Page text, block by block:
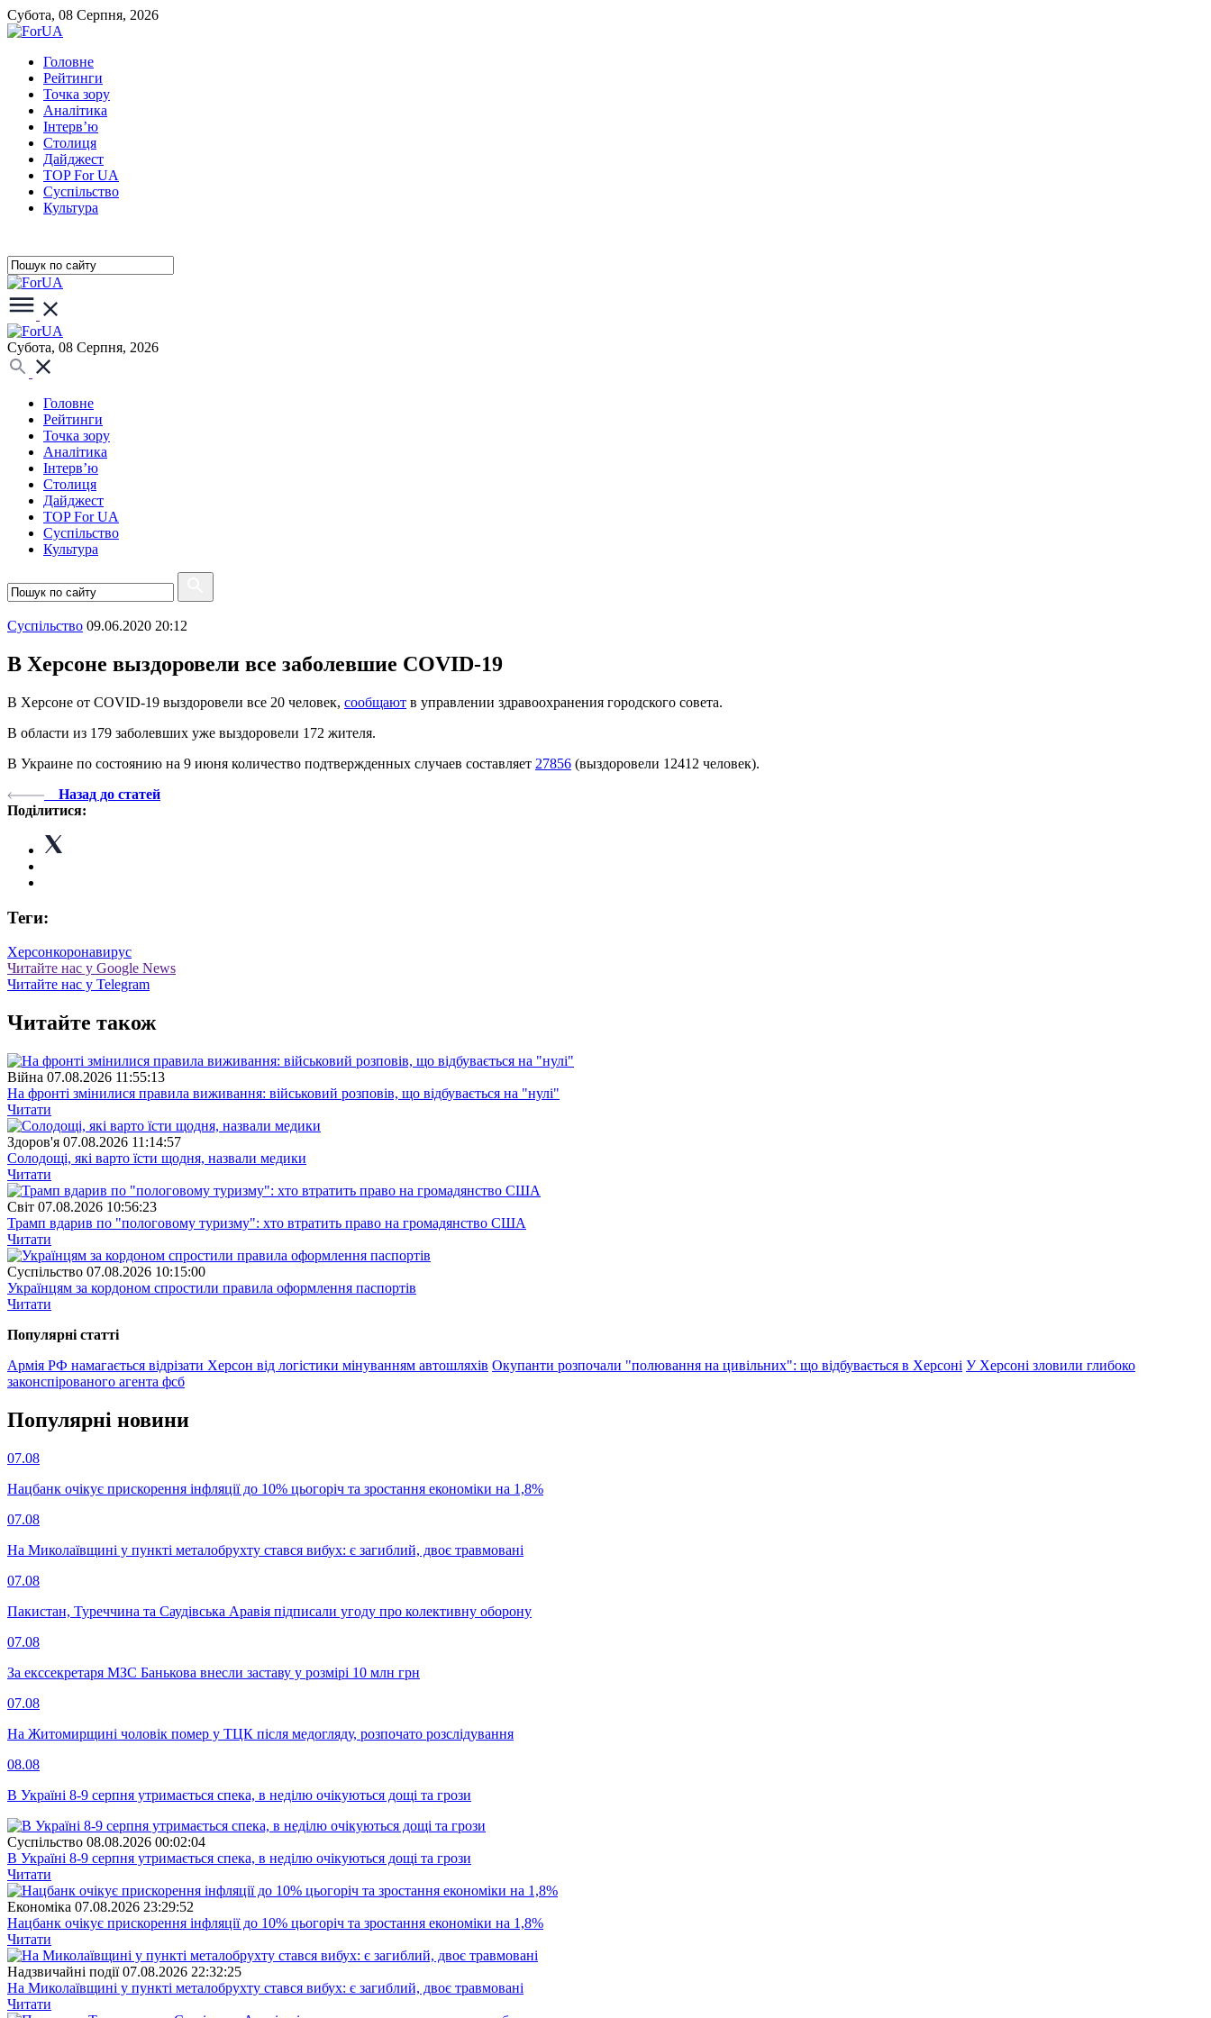
Субота, 08 Серпня, 2026
Головне
Рейтинги
Точка зору
Аналітика
Інтерв’ю
Столиця
Дайджест
TOP For UA
Суспiльство
Культура
Субота, 08 Серпня, 2026
Головне
Рейтинги
Точка зору
Аналітика
Інтерв’ю
Столиця
Дайджест
TOP For UA
Суспiльство
Культура
Суспiльство 09.06.2020 20:12
В Херсоне выздоровели все заболевшие COVID-19
В Херсоне от COVID-19 выздоровели все 20 человек, сообщают в управлении здравоохранения городского совета.
В области из 179 заболевших уже выздоровели 172 жителя.
В Украине по состоянию на 9 июня количество подтвержденных случаев составляет 27856 (выздоровели 12412 человек).
Назад до статей
Поділитися:
Теги:
Херсонкоронавирус
Читайте нас у Google News
Читайте нас у Telegram
Читайте також
Війна 07.08.2026 11:55:13
На фронті змінилися правила виживання: військовий розповів, що відбувається на "нулі"
Читати
Здоров'я 07.08.2026 11:14:57
Солодощі, які варто їсти щодня, назвали медики
Читати
Свiт 07.08.2026 10:56:23
Трамп вдарив по "пологовому туризму": хто втратить право на громадянство США
Читати
Суспiльство 07.08.2026 10:15:00
Українцям за кордоном спростили правила оформлення паспортів
Читати
Популярнi статтi
Армія РФ намагається відрізати Херсон від логістики мінуванням автошляхів Окупанти розпочали "полювання на цивільних": що відбувається в Херсоні У Херсоні зловили глибоко
законспірованого агента фсб
Популярнi новини
07.08
Нацбанк очікує прискорення інфляції до 10% цьогоріч та зростання економіки на 1,8%
07.08
На Миколаївщині у пункті металобрухту стався вибух: є загиблий, двоє травмовані
07.08
Пакистан, Туреччина та Саудівська Аравія підписали угоду про колективну оборону
07.08
За екссекретаря МЗС Банькова внесли заставу у розмірі 10 млн грн
07.08
На Житомирщині чоловік помер у ТЦК після медогляду, розпочато розслідування
08.08
В Україні 8-9 серпня утримається спека, в неділю очікуються дощі та грози
Суспiльство 08.08.2026 00:02:04
В Україні 8-9 серпня утримається спека, в неділю очікуються дощі та грози
Читати
Економіка 07.08.2026 23:29:52
Нацбанк очікує прискорення інфляції до 10% цьогоріч та зростання економіки на 1,8%
Читати
Надзвичайні події 07.08.2026 22:32:25
На Миколаївщині у пункті металобрухту стався вибух: є загиблий, двоє травмовані
Читати